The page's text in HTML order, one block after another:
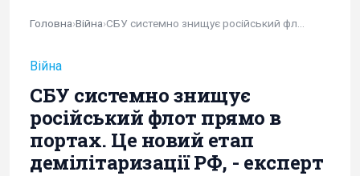
Головна›Війна›
Війна
СБУ системно знищує
російський флот прямо в
портах. Це новий етап
демілітаризації РФ, - експерт